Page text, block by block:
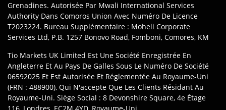
Grenadines. Autorisée Par Mwali International Services
Authority Dans Comoros Union Avec Numéro De Licence
T2023224. Bureau Supplémentaire : Moheli Corporate
Services Ltd, P.B. 1257 Bonovo Road, Fomboni, Comores, KM
Tio Markets UK Limited Est Une Société Enregistrée En
Angleterre Et Au Pays De Galles Sous Le Numéro De Société
06592025 Et Est Autorisée Et Réglementée Au Royaume-Uni
(FRN : 488900), Qui N'accepte Que Les Clients Résidant Au
Royaume-Uni. Siège Social : 8 Devonshire Square, 4e Étage